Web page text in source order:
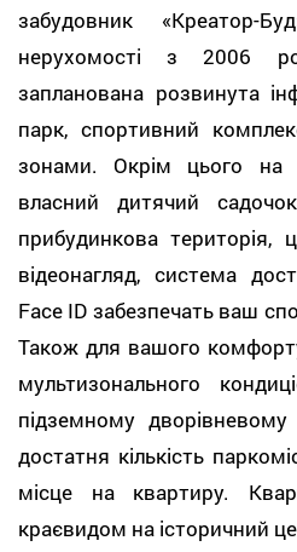
забудовник «Креатор-
нерухомості з 2006
запланована розвинута
парк, спортивний
зонами. Окрім цього на
власний дитячий
прибудинкова територія,
відеонагляд, система
Face ID забезпечать ваш
Також для вашого
мультизонального
підземному дворівневому
достатня кількість
місце на квартиру.
краєвидом на історичний